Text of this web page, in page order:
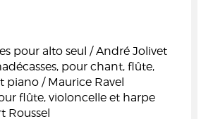
pour alto seul / André Jolivet
pour chant, flûte,
piano / Maurice Ravel
flûte, violoncelle et harpe
Roussel